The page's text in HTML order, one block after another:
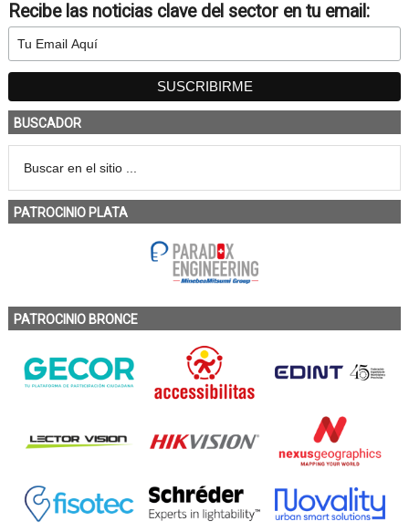
Recibe las noticias clave del sector en tu email:
BUSCADOR
PATROCINIO PLATA
PATROCINIO BRONCE